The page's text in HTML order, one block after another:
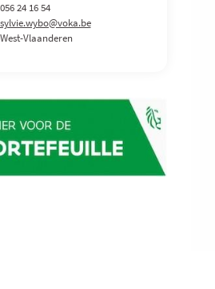
056 24 16 54
sylvie.wybo@voka.be
West-Vlaanderen